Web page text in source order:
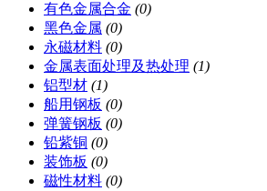
有色金属合金 (0)
黑色金属 (0)
永磁材料 (0)
金属表面处理及热处理 (1)
铝型材 (1)
船用钢板 (0)
弹簧钢板 (0)
铅紫铜 (0)
装饰板 (0)
磁性材料 (0)